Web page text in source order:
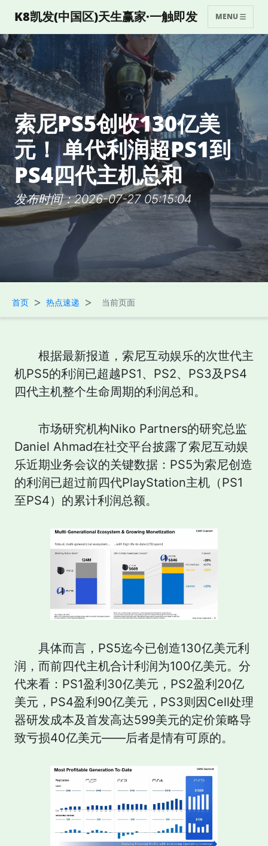
K8凯发(中国区)天生赢家·一触即发 MENU
索尼PS5创收130亿美
元！ 单代利润超PS1到
PS4四代主机总和
发布时间：2026-07-27 05:15:04
首页 > 热点速递 > 当前页面
根据最新报道，索尼互动娱乐的次世代主
机PS5的利润已超越PS1、PS2、PS3及PS4
四代主机整个生命周期的利润总和。
市场研究机构Niko Partners的研究总监
Daniel Ahmad在社交平台披露了索尼互动娱
乐近期业务会议的关键数据：PS5为索尼创造
的利润已超过前四代PlayStation主机（PS1
至PS4）的累计利润总额。
具体而言，PS5迄今已创造130亿美元利
润，而前四代主机合计利润为100亿美元。分
代来看：PS1盈利30亿美元，PS2盈利20亿
美元，PS4盈利90亿美元，PS3则因Cell处理
器研发成本及首发高达599美元的定价策略导
致亏损40亿美元——后者是情有可原的。